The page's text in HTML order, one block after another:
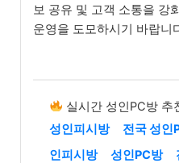
보 공유 및 고객 소통을 강
운영을 도모하시기 바랍니
실시간 성인PC방 추
성인피시방
전국 성인
인피시방
성인PC방